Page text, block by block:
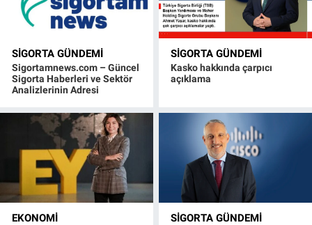
SIGORTA GÜNDEMI
Sigortamnews.com – Güncel
Sigorta Haberleri ve Sektör
Analizlerinin Adresi
SIGORTA GÜNDEMI
Kasko hakkında çarpıcı
açıklama
EKONOMI SIGORTA GÜNDEMI